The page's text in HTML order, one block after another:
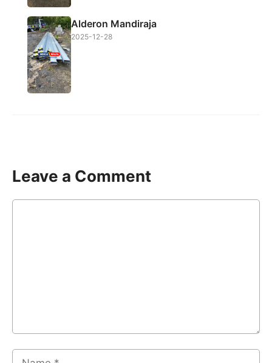
Alderon Mandiraja
2025-12-28
Leave a Comment
Comment
Name